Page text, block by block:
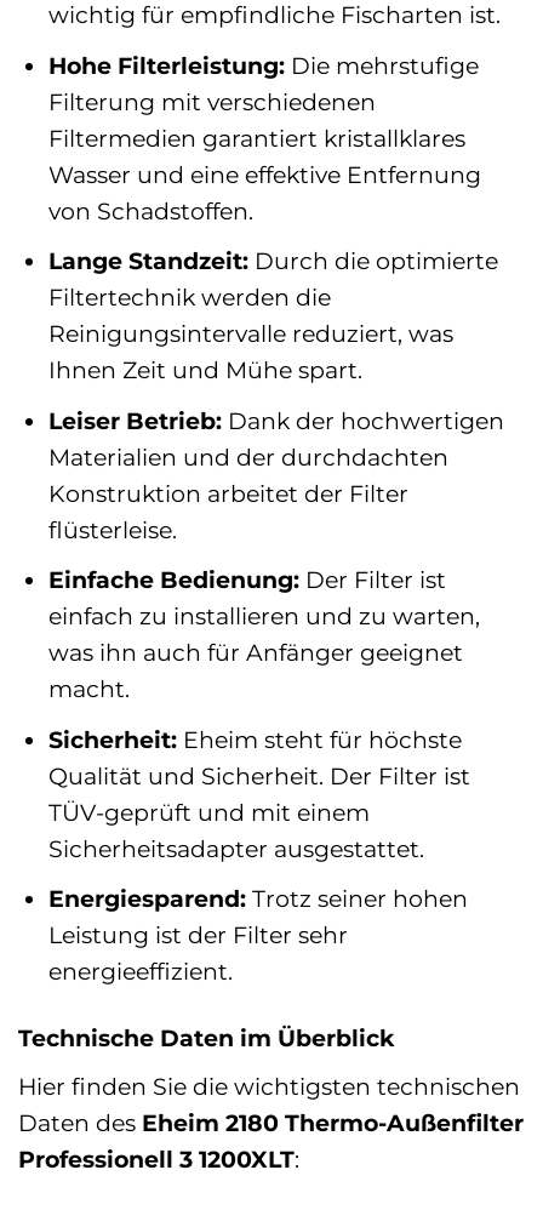
wichtig für empfindliche Fischarten ist.
Hohe Filterleistung:Die mehrstufige
Filterung mit verschiedenen
Filtermedien garantiert kristallklares
Wasser und eine effektive Entfernung
von Schadstoffen.
Lange Standzeit:Durch die optimierte
Filtertechnik werden die
Reinigungsintervalle reduziert, was
Ihnen Zeit und Mühe spart.
Leiser Betrieb:Dank der hochwertigen
Materialien und der durchdachten
Konstruktion arbeitet der Filter
flüsterleise.
Einfache Bedienung:Der Filter ist
einfach zu installieren und zu warten,
was ihn auch für Anfänger geeignet
macht.
Sicherheit:Eheim steht für höchste
Qualität und Sicherheit. Der Filter ist
TÜV-geprüft und mit einem
Sicherheitsadapter ausgestattet.
Energiesparend:Trotz seiner hohen
Leistung ist der Filter sehr
energieeffizient.
Technische Daten im Überblick
Hier finden Sie die wichtigsten technischen
Daten des Eheim 2180 Thermo-Außenfilter
Professionell 3 1200XLT: